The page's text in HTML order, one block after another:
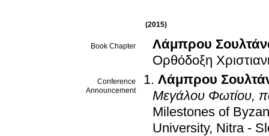
(2015)
Book Chapter
Λάμπρου
Ορθόδοξη
Conference
Announcement
Λάμπρου
Μεγάλου Φωτίου,
Milestones of
University, Nitra -